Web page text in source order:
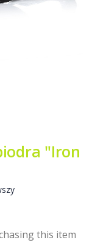
"Iron